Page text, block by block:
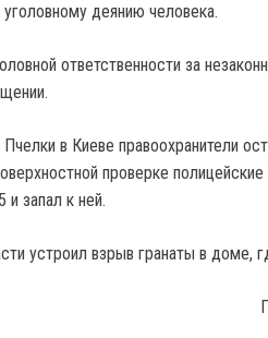
деянию человека.
ответственности за
в Киеве правоохранители
проверке
и запал к ней.